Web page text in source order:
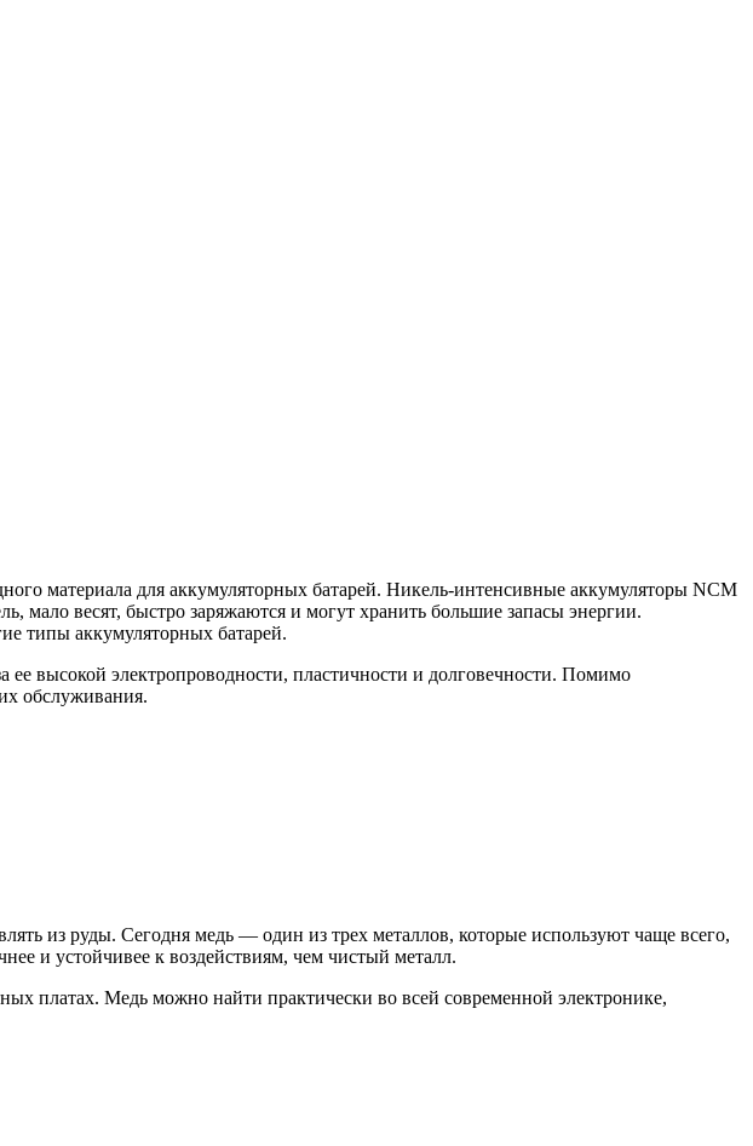
материала для аккумуляторных батарей. Никель-интенсивные аккумуляторы NCM
весят, быстро заряжаются и могут хранить большие запасы энергии.
типы аккумуляторных батарей.
ее высокой электропроводности, пластичности и долговечности. Помимо
обслуживания.
из руды. Сегодня медь — один из трех металлов, которые используют чаще всего,
и устойчивее к воздействиям, чем чистый металл.
платах. Медь можно найти практически во всей современной электронике,